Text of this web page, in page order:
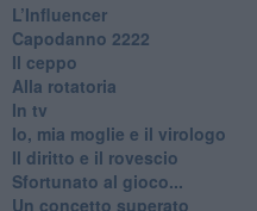
L’Influencer
​Capodanno 2222
Il ceppo
Alla rotatoria
In tv
Io, mia moglie e il virologo
Il diritto e il rovescio
Sfortunato al gioco...
Un concetto superato